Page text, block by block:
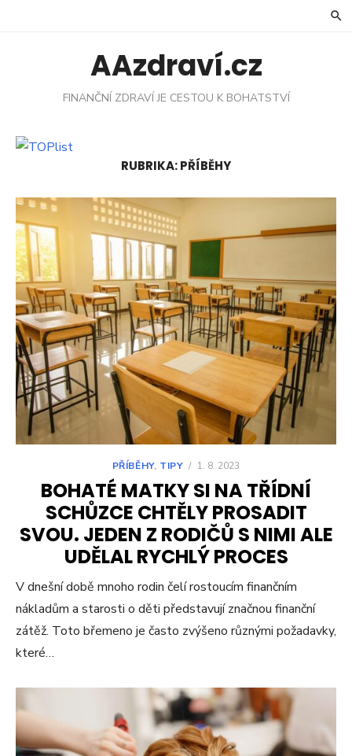
AAzdraví.cz
FINANČNÍ ZDRAVÍ JE CESTOU K BOHATSTVÍ
RUBRIKA:PŘÍBĚHY
PŘÍBĚHY, TIPY / 1. 8. 2023
BOHATÉ MATKY SI NA TŘÍDNÍ
SCHŮZCE CHTĚLY PROSADIT
SVOU. JEDEN Z RODIČŮ S NIMI ALE
UDĚLAL RYCHLÝ PROCES
V dnešní době mnoho rodin čelí rostoucím finančním
nákladům a starosti o děti představují značnou finanční
zátěž. Toto břemeno je často zvýšeno různými požadavky,
které…